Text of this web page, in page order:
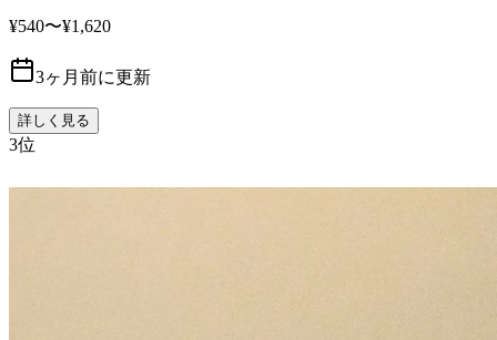
¥540〜¥1,620
3ヶ月前に更新
詳しく見る
3位